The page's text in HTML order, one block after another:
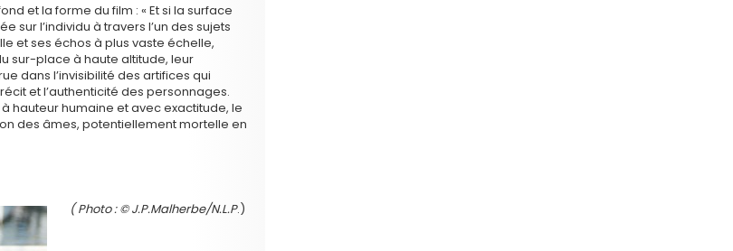
et la forme du film : « Et si la surface
l’individu à travers l’un des sujets
et ses échos à plus vaste échelle,
sur-place à haute altitude, leur
dans l’invisibilité des artifices qui
et l’authenticité des personnages.
hauteur humaine et avec exactitude, le
des âmes, potentiellement mortelle en
( Photo : © J.P.Malherbe/N.L.P.)